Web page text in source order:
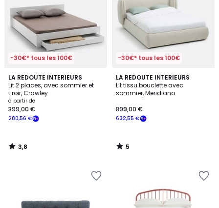
-30€* tous les 100€
LA REDOUTE INTERIEURS
Lit 2 places, avec sommier et
tiroir, Crawley
à partir de
280,56 €
399,00 €
3,8
/ 5
3,8
/
-30€* tous les 100€
LA REDOUTE INTERIEURS
Lit tissu bouclette avec
sommier, Meridiano
632,55 €
899,00 €
5
/
5
5
/